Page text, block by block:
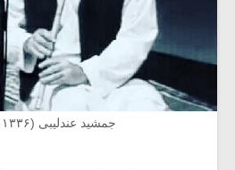
جمشید عندلیبی (۱۳۳۶ – ۱۴۰۲)